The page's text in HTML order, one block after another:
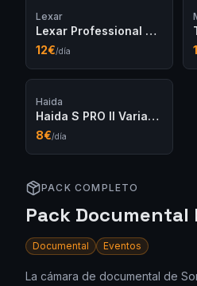
Lexar
Lexar Professional CFexpress B 512GB
12€/día
Haida
Haida S PRO II Variable ND 82mm
8€/día
PACK COMPLETO
Pack Documental
Documental Eventos
La cámara de documental de